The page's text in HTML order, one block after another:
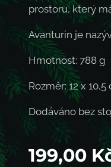
prostoru, který
Avanturin je
Hmotnost: 788 g
Rozměr: 12 x 10,5
Dodáváno bez
199,00